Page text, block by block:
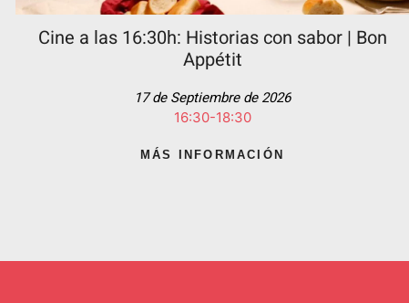
Cine a las 16:30h: Historias con sabor | Bon
Appétit
17 de Septiembre de 2026
16:30-18:30
MÁS INFORMACIÓN